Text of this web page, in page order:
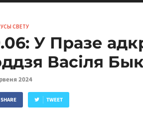
СВЕТУ
У Празе
Васіля
2024
SHARE TWEET